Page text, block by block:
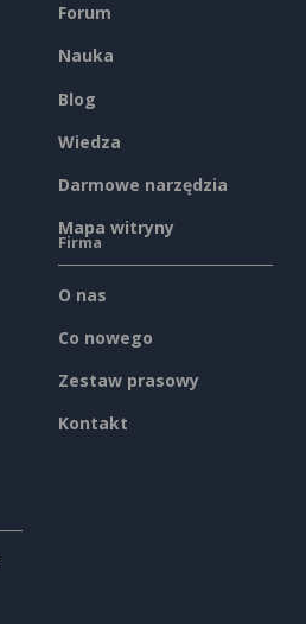
Forum
Nauka
Blog
Wiedza
Darmowe narzędzia
Mapa witryny
Firma
O nas
Co nowego
Zestaw prasowy
Kontakt